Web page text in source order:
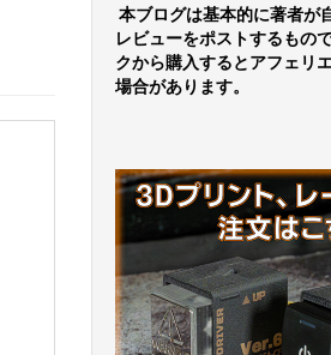
本ブログは基本的に著者が
レビューをポストするもの
クから購入するとアフェリ
場合があります。